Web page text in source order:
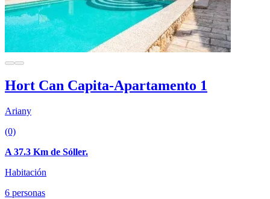
Hort Can Capita-Apartamento 1
Ariany
(0)
A 37.3 Km de Sóller.
Habitación
6 personas